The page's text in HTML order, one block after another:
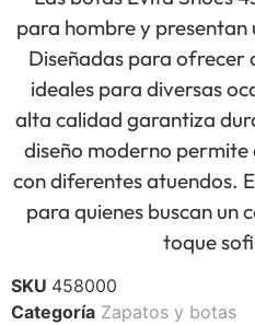
para hombre y
Diseñadas para ofrecer
ideales para diversas
alta calidad garantiza
diseño moderno
con diferentes atuendos.
para quienes buscan un
toque
SKU 458000
Categoría Zapatos y botas